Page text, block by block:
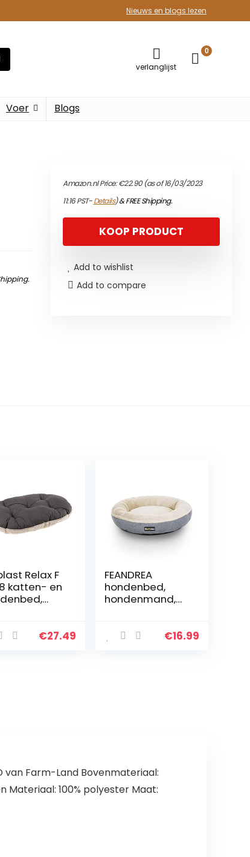
Nieuws en blogs lezen
verlanglijst
0
Voer Blogs
.
Amazon.nl Price:€22.90(as of 16/03/2023
11:16 PST-Details)&FREE Shipping.
KOOP PRODUCT
Add to wishlist
Add to compare
Relax F
katten- en
€27.49
FEANDREA
hondenbed,
hondenmand,
cm, grijs
€16.99
van Farm-Land Bovenmateriaal:
100% polyester Maat: